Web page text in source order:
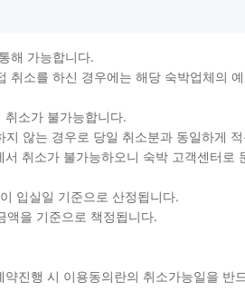
해 가능합니다.
취소를 하신 경우에는 해당 숙박업체의
소가 불가능합니다.
않는 경우로 당일 취소분과 동일하게
취소가 불가능하오니 숙박 고객센터로
입실일 기준으로 산정됩니다.
액을 기준으로 책정됩니다.
진행 시 이용동의란의 취소가능일을 반